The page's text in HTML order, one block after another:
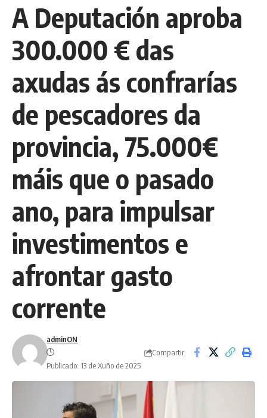
A Deputación aproba
300.000 € das
axudas ás confrarías
de pescadores da
provincia, 75.000€
máis que o pasado
ano, para impulsar
investimentos e
afrontar gasto
corrente
adminON
Publicado: 13 de Xuño de 2025
Compartir